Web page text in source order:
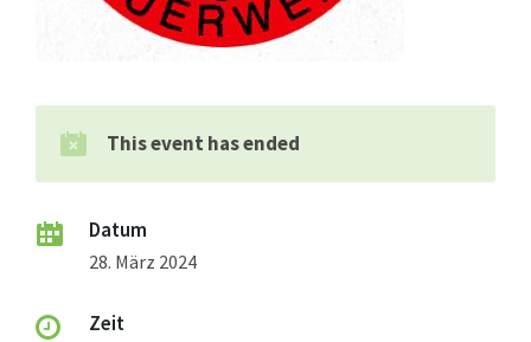
This event has ended
Datum
28. März 2024
Zeit